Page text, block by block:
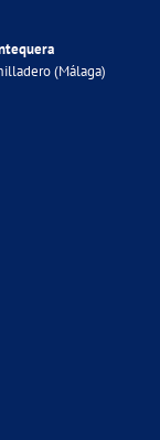
(Málaga)